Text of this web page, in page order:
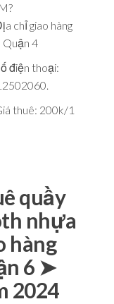
chỉ giao hàng
Quận 4
điện thoại:
thuê: 200k/1
quầy
nhựa
hàng
6 ➤
2024